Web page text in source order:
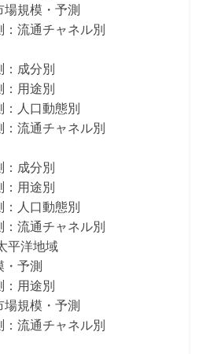
場規模・予測
：流通チャネル別
：成分別
：用途別
：人口動態別
：流通チャネル別
：成分別
：用途別
：人口動態別
：流通チャネル別
平洋地域
・予測
：用途別
場規模・予測
：流通チャネル別